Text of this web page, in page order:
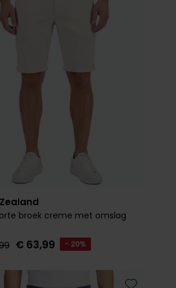
broek creme met omslag
€ 63,99 - 20%